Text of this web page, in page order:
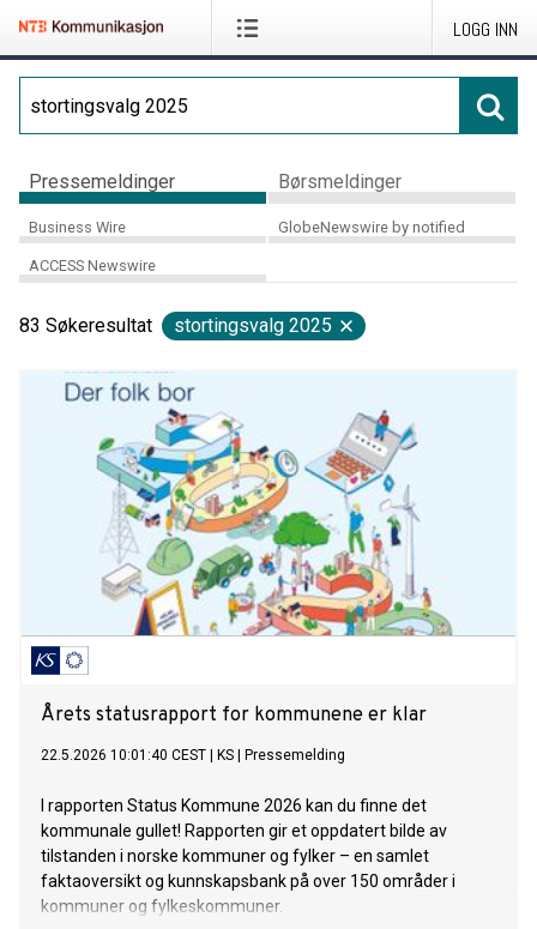
LOGG INN
Pressemeldinger Børsmeldinger
Business Wire GlobeNewswire by notified
ACCESS Newswire
83 Søkeresultat stortingsvalg 2025
Årets statusrapport for kommunene er klar
22.5.2026 10:01:40 CEST KS Pressemelding
I rapporten Status Kommune 2026 kan du finne det
kommunale gullet! Rapporten gir et oppdatert bilde av
tilstanden i norske kommuner og fylker – en samlet
faktaoversikt og kunnskapsbank på over 150 områder i
kommuner og fylkeskommuner.